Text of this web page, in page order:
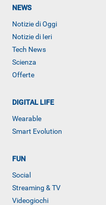
NEWS
Notizie di Oggi
Notizie di Ieri
Tech News
Scienza
Offerte
DIGITAL LIFE
Wearable
Smart Evolution
FUN
Social
Streaming & TV
Videogiochi